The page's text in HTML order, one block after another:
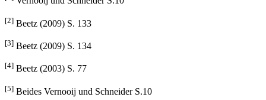
[1] Vernooij und Schneider S.10
[2] Beetz (2009) S. 133
[3] Beetz (2009) S. 134
[4] Beetz (2003) S. 77